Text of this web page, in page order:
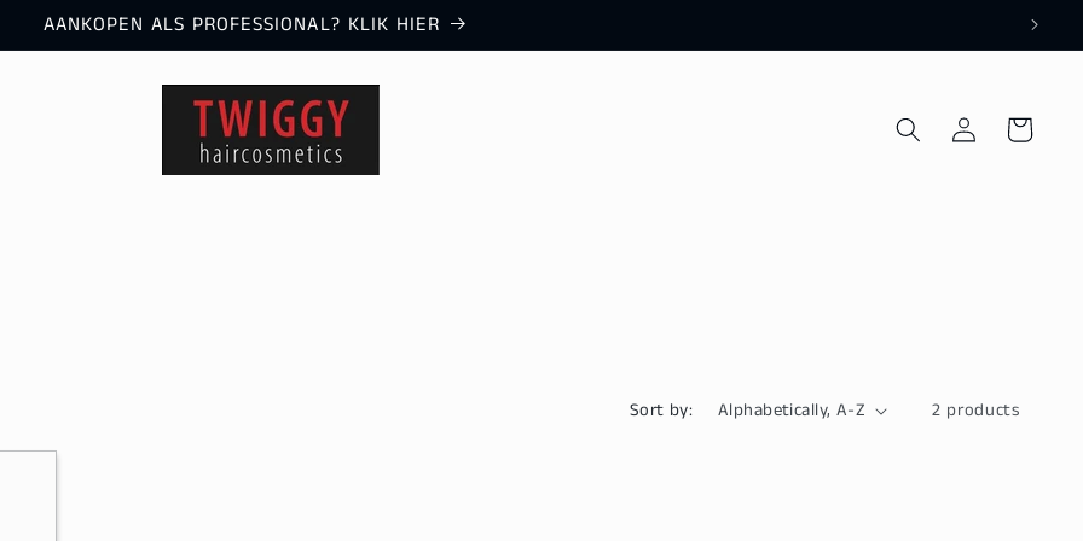
AANKOPEN ALS PROFESSIONAL? KLIK HIER
Log
in
Cart
Sort by: 2 products